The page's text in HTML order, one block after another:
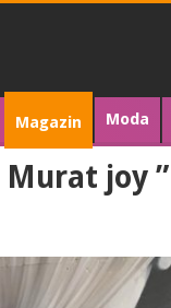
Magazin Moda
joy ”